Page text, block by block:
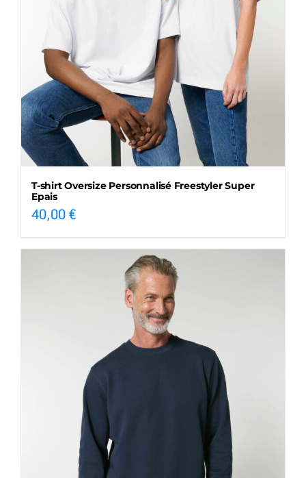
T-shirt Oversize Personnalisé Freestyler Super
Epais
40,00€